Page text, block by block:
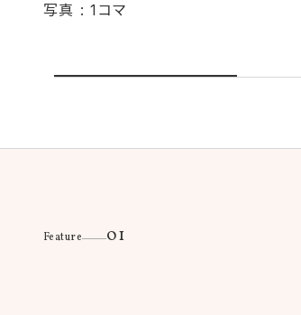
写真 : 1コマ
Feature 01